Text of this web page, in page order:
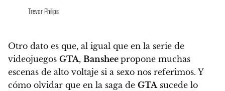
Trevor Philips
Otro dato es que, al igual que en la serie de
videojuegos GTA, Banshee propone muchas
escenas de alto voltaje si a sexo nos referimos. Y
cómo olvidar que en la saga de GTAsucede lo